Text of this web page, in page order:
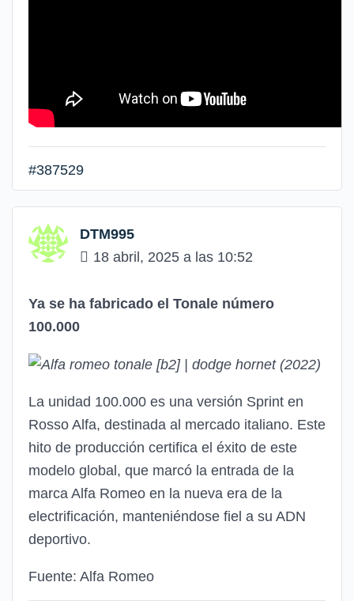
#387529
DTM995
18 abril, 2025 a las 10:52
Ya se ha fabricado el Tonale número
100.000
La unidad 100.000 es una versión Sprint en
Rosso Alfa, destinada al mercado italiano. Este
hito de producción certifica el éxito de este
modelo global, que marcó la entrada de la
marca Alfa Romeo en la nueva era de la
electrificación, manteniéndose fiel a su ADN
deportivo.
Fuente: Alfa Romeo